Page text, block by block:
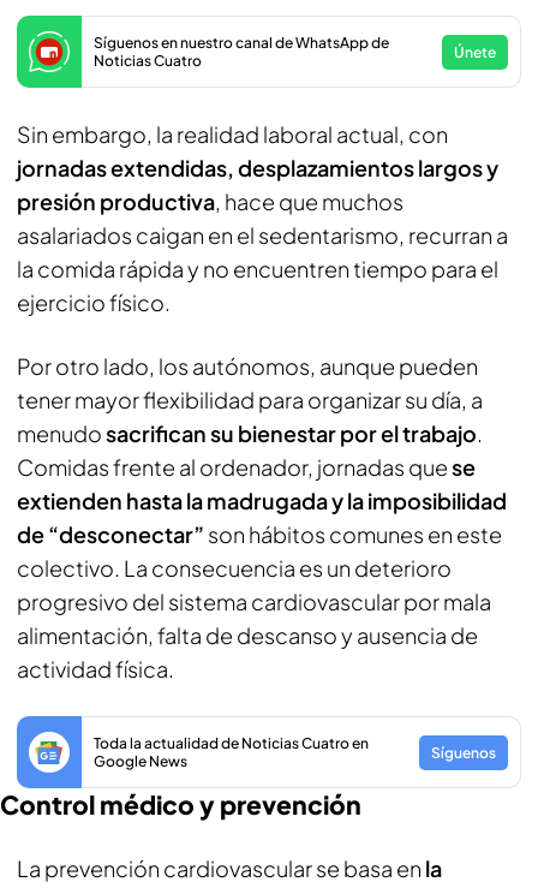
Síguenos en nuestro canal de WhatsApp de
Noticias Cuatro
Únete
Sin embargo, la realidad laboral actual, con
jornadas extendidas, desplazamientos largos y
presión productiva, hace que muchos
asalariados caigan en el sedentarismo, recurran a
la comida rápida y no encuentren tiempo para el
ejercicio físico.
Por otro lado, los autónomos, aunque pueden
tener mayor flexibilidad para organizar su día, a
menudosacrifican su bienestar por el trabajo.
Comidas frente al ordenador, jornadas quese
extienden hasta la madrugada y la imposibilidad
de “desconectar” son hábitos comunes en este
colectivo. La consecuencia es un deterioro
progresivo del sistema cardiovascular por mala
alimentación, falta de descanso y ausencia de
actividad física.
Toda la actualidad de Noticias Cuatro en
Google News
Síguenos
Control médico y prevención
La prevención cardiovascular se basa en la